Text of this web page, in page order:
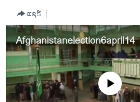
ອິດສະຫຼະພາບດ້ານການຂ່າວ
ຊີວິດຊາວລາວ
ຊຸມຊົນຊາວລາວ
ວິທະຍາສາດ-ເທັກໂນໂລຈີ
ແຊຣ໌
Afghanistanelection6april14
No media source